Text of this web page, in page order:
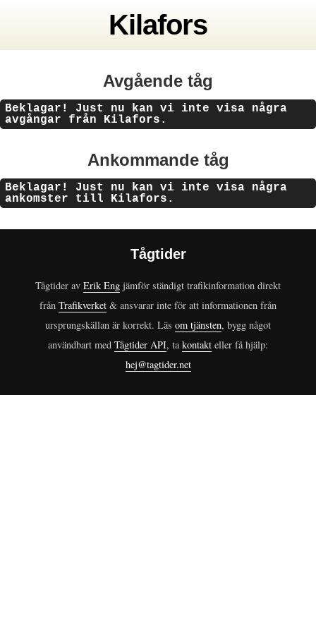
Kilafors
Avgående tåg
Beklagar! Just nu kan vi inte visa några
avgångar från Kilafors.
Ankommande tåg
Beklagar! Just nu kan vi inte visa några
ankomster till Kilafors.
Tågtider
Tågtider av Erik Eng jämför ständigt trafikinformation direkt
från Trafikverket & ansvarar inte för att informationen från
ursprungskällan är korrekt. Läs om tjänsten, bygg något
användbart med Tågtider API, takontakt eller få hjälp:
hej@tagtider.net